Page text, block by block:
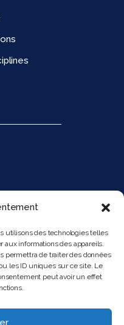
utilisons des technologies telles
informations des appareils.
permettra de traiter des données
les ID uniques sur ce site. Le
peut avoir un effet